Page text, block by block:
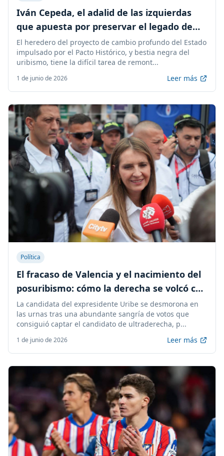
Iván Cepeda, el adalid de las izquierdas
que apuesta por preservar el legado de
Petro
El heredero del proyecto de cambio profundo del Estado
impulsado por el Pacto Histórico, y bestia negra del
uribismo, tiene la difícil tarea de remont...
1 de junio de 2026 Leer más
Política
El fracaso de Valencia y el nacimiento del
posuribismo: cómo la derecha se volcó con
De la Espriella
La candidata del expresidente Uribe se desmorona en
las urnas tras una abundante sangría de votos que
consiguió captar el candidato de ultraderecha, p...
1 de junio de 2026 Leer más